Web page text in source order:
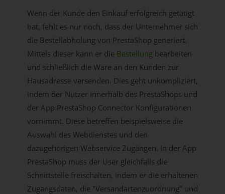
Wenn der Kunde den Einkauf erfolgreich getätigt
hat, fehlt es nur noch, dass der Unternehmer sich
die Bestellabholung von PrestaShop generiert.
Mittels dieser kann er die Bestellungbearbeiten
und schließlich die Ware an den Kunden zur
Hausadresse versenden. Dies geht unkompliziert,
indem der Nutzer innerhalb des PrestaShops und
der App PrestaShop Connector Konfigurationen
vornimmt. Diese betreffen beispielsweise die
Auswahl des Webdienstes und den
dazugehörigen Webservice Zugängen. In der App
PrestaShop muss der User gleichfalls die
Schnittstelle freischalten, indem er die erhaltenen
Zugangsdaten, die "Versandartenzuordnung" und